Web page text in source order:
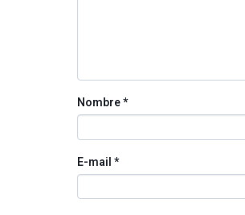
Nombre*
E-mail *